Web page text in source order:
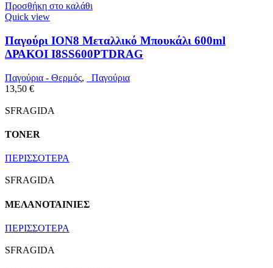
Προσθήκη στο καλάθι
Quick view
Παγούρι ION8 Μεταλλικό Μπουκάλι 600ml
ΔΡΑΚΟΙ I8SS600PTDRAG
Παγούρια - Θερμός,
Παγούρια
13,50 €
SFRAGIDA
TONER
ΠΕΡΙΣΣΟΤΕΡΑ
SFRAGIDA
ΜΕΛΑΝΟΤΑΙΝΙΕΣ
ΠΕΡΙΣΣΟΤΕΡΑ
SFRAGIDA